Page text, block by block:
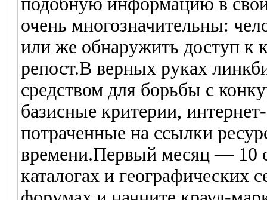
очень многозначительны:
или же обнаружить доступ к
репост.В верных руках
средством для борьбы с
базисные критерии,
потраченные на ссылки
времени.Первый месяц — 10
каталогах и географических